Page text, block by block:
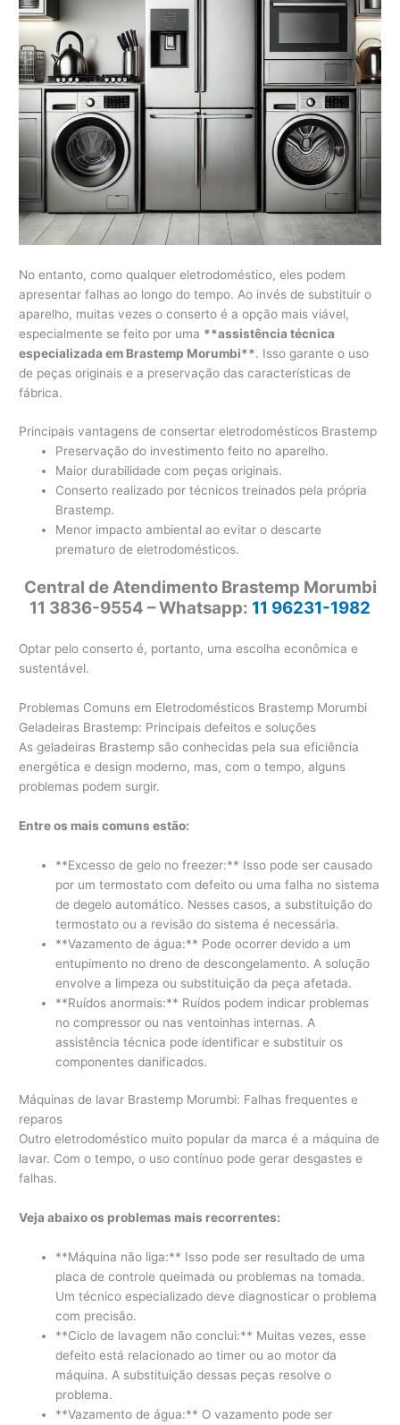
No entanto, como qualquer eletrodoméstico, eles podem
apresentar falhas ao longo do tempo. Ao invés de substituir o
aparelho, muitas vezes o conserto é a opção mais viável,
especialmente se feito por uma **assistência técnica
especializada em Brastemp Morumbi**. Isso garante o uso
de peças originais e a preservação das características de
fábrica.
Principais vantagens de consertar eletrodomésticos Brastemp
Preservação do investimento feito no aparelho.
Maior durabilidade com peças originais.
Conserto realizado por técnicos treinados pela própria
Brastemp.
Menor impacto ambiental ao evitar o descarte
prematuro de eletrodomésticos.
Central de Atendimento Brastemp Morumbi
11 3836-9554 – Whatsapp: 11 96231-1982
Optar pelo conserto é, portanto, uma escolha econômica e
sustentável.
Problemas Comuns em Eletrodomésticos Brastemp Morumbi
Geladeiras Brastemp: Principais defeitos e soluções
As geladeiras Brastemp são conhecidas pela sua eficiência
energética e design moderno, mas, com o tempo, alguns
problemas podem surgir.
Entre os mais comuns estão:
**Excesso de gelo no freezer:** Isso pode ser causado
por um termostato com defeito ou uma falha no sistema
de degelo automático. Nesses casos, a substituição do
termostato ou a revisão do sistema é necessária.
**Vazamento de água:** Pode ocorrer devido a um
entupimento no dreno de descongelamento. A solução
envolve a limpeza ou substituição da peça afetada.
**Ruídos anormais:** Ruídos podem indicar problemas
no compressor ou nas ventoinhas internas. A
assistência técnica pode identificar e substituir os
componentes danificados.
Máquinas de lavar Brastemp Morumbi: Falhas frequentes e
reparos
Outro eletrodoméstico muito popular da marca é a máquina de
lavar. Com o tempo, o uso contínuo pode gerar desgastes e
falhas.
Veja abaixo os problemas mais recorrentes:
**Máquina não liga:** Isso pode ser resultado de uma
placa de controle queimada ou problemas na tomada.
Um técnico especializado deve diagnosticar o problema
com precisão.
**Ciclo de lavagem não conclui:** Muitas vezes, esse
defeito está relacionado ao timer ou ao motor da
máquina. A substituição dessas peças resolve o
problema.
**Vazamento de água:** O vazamento pode ser